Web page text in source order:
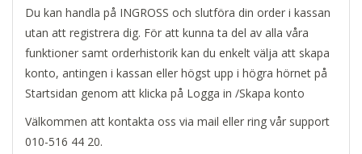
Du kan handla på INGROSS och slutföra din order i kassan
utan att registrera dig. För att kunna ta del av alla våra
funktioner samt orderhistorik kan du enkelt välja att skapa
konto, antingen i kassan eller högst upp i högra hörnet på
Startsidan genom att klicka på Logga in /Skapa konto
Välkommen att kontakta oss via mail eller ring vår support
010-516 44 20.